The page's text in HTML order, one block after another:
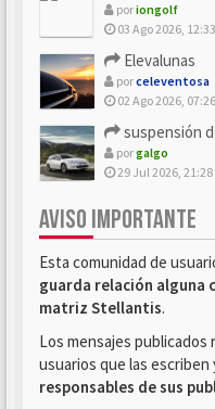
poriongolf
03 Ago 2026, 12:33
Elevalunas
porceleventosa
02 Ago 2026, 07:26
suspensión
porgalgo
29 Jul 2026, 21:28
AVISO IMPORTANTE
Esta comunidad de
guarda relación alguna
matriz Stellantis.
Los mensajes
usuarios que las escriben
responsables de sus